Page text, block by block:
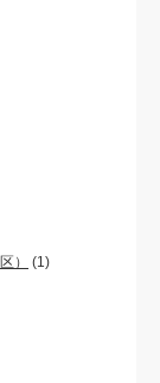
） (1)